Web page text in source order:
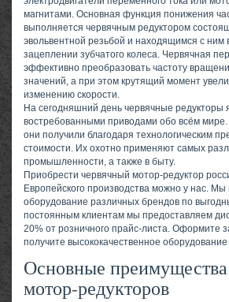
магнитами. Основная функция понижения
выполняется червячным редуктором
эвольвентной резьбой и находящимся с ним
зацеплении зубчатого колеса. Червячная
эффективно преобразовать частоту
значений, а при этом крутящий момент
изменению скорости.
На сегодняшний день червячные редукторы
востребованными приводами обо всём
они получили благодаря технологическим
стоимости. Их охотно применяют самых
промышленности, а также в быту.
Приобрести червячный мотор-редуктор
Европейского производства можно у нас. Мы
оборудование различных брендов по
постоянным клиентам мы предоставляем
20% от розничного прайс-листа. Оформите
получите высококачественное
Основные
мотор-редукторов